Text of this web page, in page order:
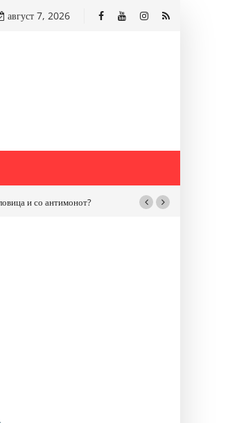
август 7, 2026
и со антимонот?